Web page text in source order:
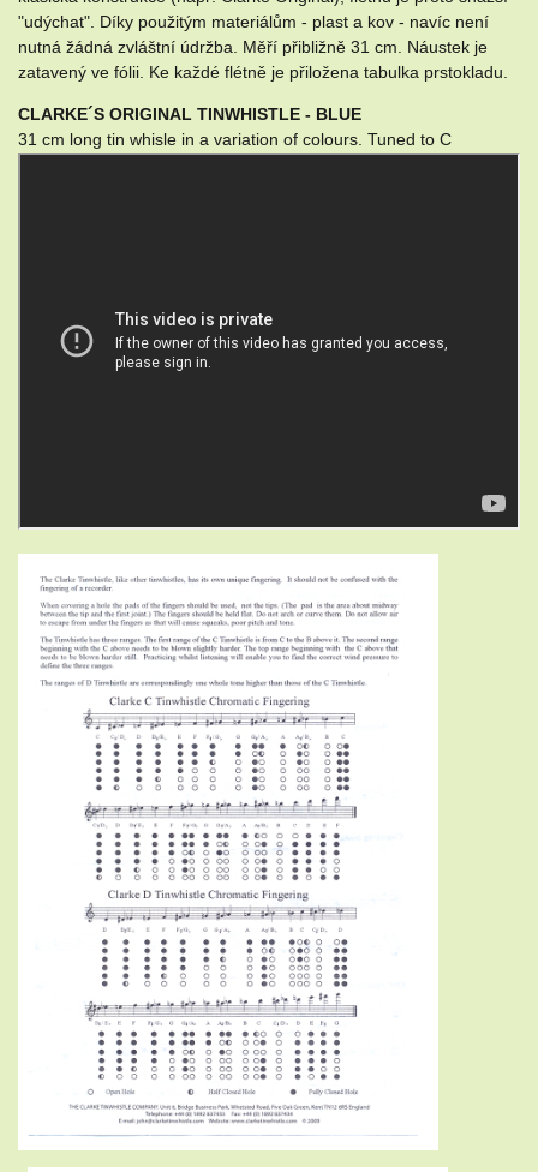
"udýchat". Díky použitým materiálům - plast a kov - navíc není
nutná žádná zvláštní údržba. Měří přibližně 31 cm. Náustek je
zatavený ve fólii. Ke každé flétně je přiložena tabulka prstokladu.
CLARKE´S ORIGINAL TINWHISTLE - BLUE
31 cm long tin whisle in a variation of colours. Tuned to C